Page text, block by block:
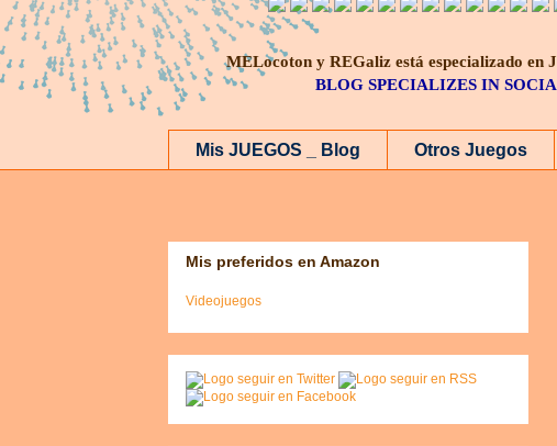
MELocoton y REGaliz está especializado en
BLOG SPECIALIZES IN
Mis JUEGOS _ Blog Otros Juegos
Mis preferidos en Amazon
Videojuegos